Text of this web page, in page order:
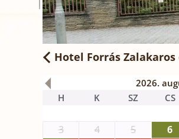
Hotel Forrás Zalakaros
2026.
H
K SZ CS
3
4 5 6